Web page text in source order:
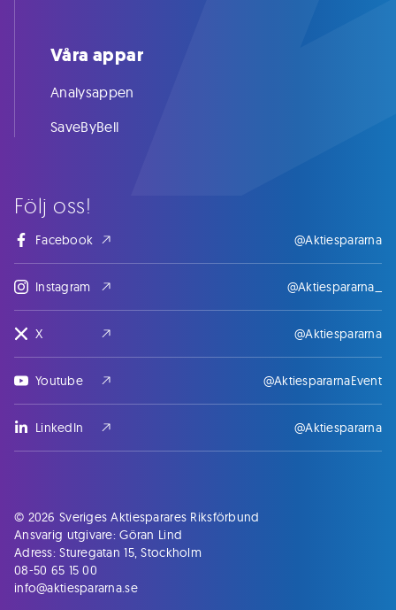
Följ oss!
Facebook @Aktiespararna
Instagram @Aktiespararna_
X @Aktiespararna
Youtube @AktiespararnaEvent
LinkedIn @Aktiespararna
Våra appar
Analysappen
SaveByBell
© 2026 Sveriges Aktiesparares Riksförbund
Ansvarig utgivare: Göran Lind
Adress: Sturegatan 15, Stockholm
08-50 65 15 00
info@aktiespararna.se